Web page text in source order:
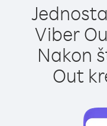
Viber
Nakon
Out